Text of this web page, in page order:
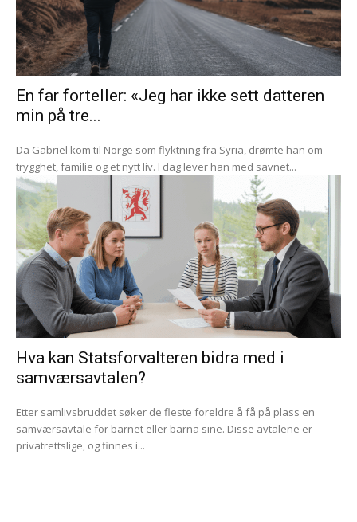
En far forteller: «Jeg har ikke sett datteren
min på tre...
Da Gabriel kom til Norge som flyktning fra Syria, drømte han om
trygghet, familie og et nytt liv. I dag lever han med savnet...
Hva kan Statsforvalteren bidra med i
samværsavtalen?
Etter samlivsbruddet søker de fleste foreldre å få på plass en
samværsavtale for barnet eller barna sine. Disse avtalene er
privatrettslige, og finnes i...